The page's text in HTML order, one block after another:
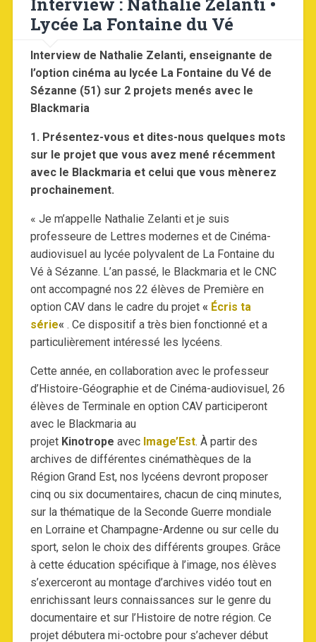
Lycée La Fontaine du Vé
Interview de Nathalie Zelanti, enseignante de
l’option cinéma au lycée La Fontaine du Vé de
Sézanne (51) sur 2 projets menés avec le
Blackmaria
1. Présentez-vous et dites-nous quelques mots
sur le projet que vous avez mené récemment
avec le Blackmaria et celui que vous mènerez
prochainement.
« Je m’appelle Nathalie Zelanti et je suis
professeure de Lettres modernes et de Cinéma-
audiovisuel au lycée polyvalent de La Fontaine du
Vé à Sézanne. L’an passé, le Blackmaria et le CNC
ont accompagné nos 22 élèves de Première en
option CAV dans le cadre du projet « Écris ta
série« . Ce dispositif a très bien fonctionné et a
particulièrement intéressé les lycéens.
Cette année, en collaboration avec le professeur
d’Histoire-Géographie et de Cinéma-audiovisuel, 26
élèves de Terminale en option CAV participeront
avec le Blackmaria au
projet Kinotrope avec Image’Est. À partir des
archives de différentes cinémathèques de la
Région Grand Est, nos lycéens devront proposer
cinq ou six documentaires, chacun de cinq minutes,
sur la thématique de la Seconde Guerre mondiale
en Lorraine et Champagne-Ardenne ou sur celle du
sport, selon le choix des différents groupes. Grâce
à cette éducation spécifique à l’image, nos élèves
s’exerceront au montage d’archives vidéo tout en
enrichissant leurs connaissances sur le genre du
documentaire et sur l’Histoire de notre région. Ce
projet débutera mi-octobre pour s’achever début